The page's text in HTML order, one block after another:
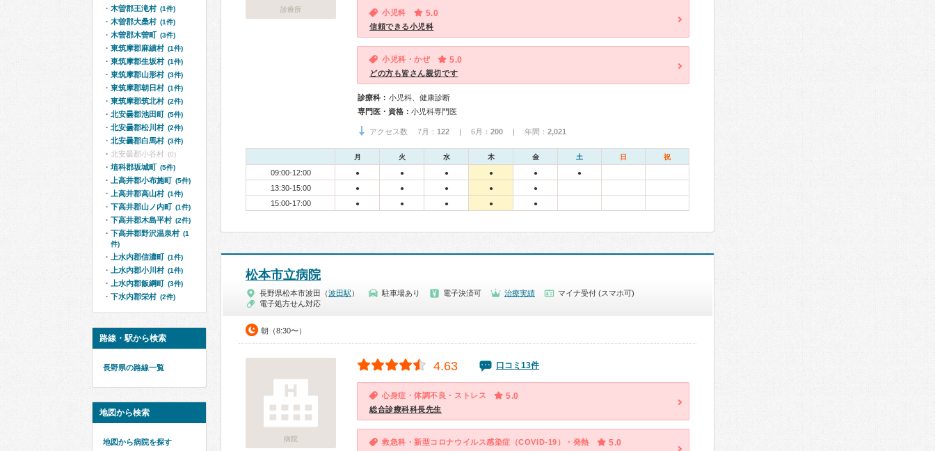
診療所 小児科 5.0
信頼できる小児科
小児科・かぜ 5.0
どの方も皆さん親切です
診療科： 小児科、健康診断
専門医・資格： 小児科専門医
アクセス数 7月： 122 | 6月： 200 | 年間： 2,021
月 火 水 木 金 土 日 祝
09:00-12:00 ● ● ● ● ● ●
13:30-15:00 ● ● ● ● ●
15:00-17:00 ● ● ● ● ●
松本市立病院
長野県松本市波田（波田駅 ） 駐車場あり 電子決済可 治療実績
マイナ受付 (スマホ可)
電子処方せん対応
朝（8:30〜）
病院
4.63 口コミ13件
心身症・体調不良・ストレス 5.0
総合診療科科長先生
救急科・新型コロナウイルス感染症（COVID-19）・発熱 5.0
木曽郡王滝村 (1件)
木曽郡大桑村 (1件)
木曽郡木曽町 (3件)
東筑摩郡麻績村 (1件)
東筑摩郡生坂村 (1件)
東筑摩郡山形村 (3件)
東筑摩郡朝日村 (1件)
東筑摩郡筑北村 (2件)
北安曇郡池田町 (5件)
北安曇郡松川村 (2件)
北安曇郡白馬村 (3件)
北安曇郡小谷村 (0)
埴科郡坂城町 (5件)
上高井郡小布施町 (5件)
上高井郡高山村 (1件)
下高井郡山ノ内町 (1件)
下高井郡木島平村 (2件)
下高井郡野沢温泉村 (1
件)
上水内郡信濃町 (1件)
上水内郡小川村 (1件)
上水内郡飯綱町 (3件)
下水内郡栄村 (2件)
路線・駅から検索
長野県の路線一覧
地図から検索
地図から病院を探す